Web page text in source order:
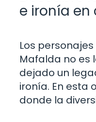
e ironía
Los
Mafalda no es
dejado un
ironía. En esta
donde la